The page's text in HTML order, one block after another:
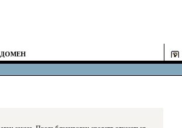
ДОМЕН